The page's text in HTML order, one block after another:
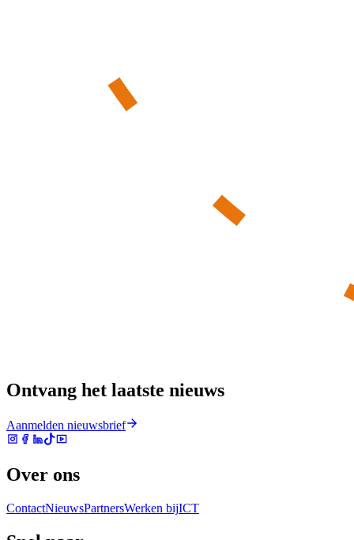
Ontvang het laatste nieuws
Aanmelden nieuwsbrief
Over ons
ContactNieuwsPartnersWerken bijICT